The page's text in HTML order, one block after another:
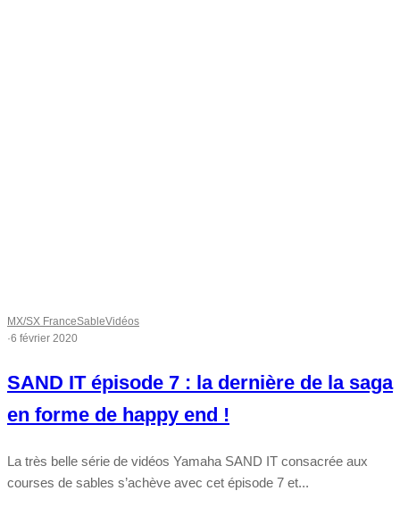
MX/SX FranceSableVidéos
·6 février 2020
SAND IT épisode 7 : la dernière de la saga
en forme de happy end !
La très belle série de vidéos Yamaha SAND IT consacrée aux
courses de sables s’achève avec cet épisode 7 et...